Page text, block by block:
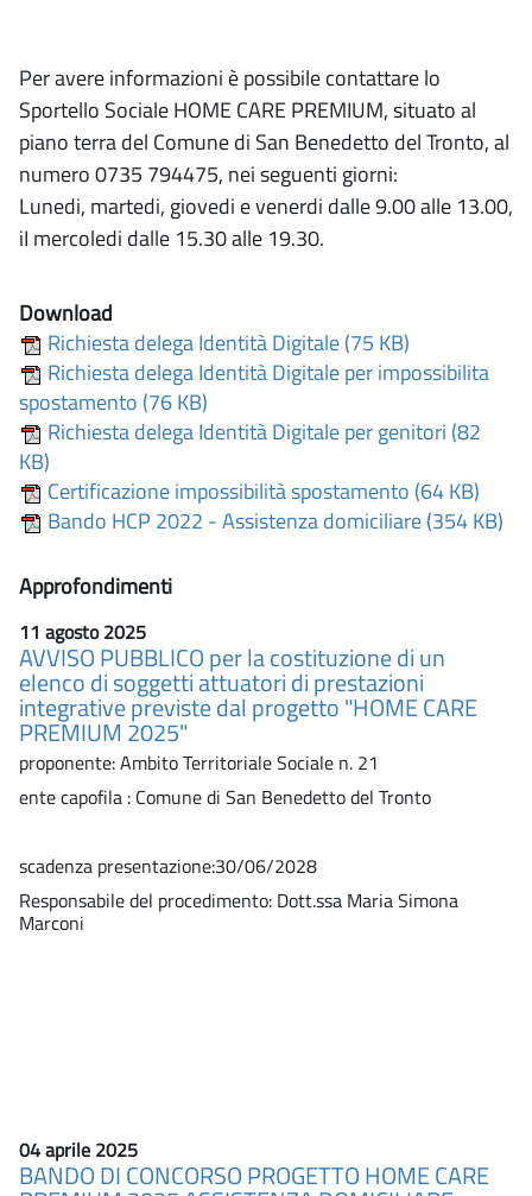
Per avere informazioni è possibile contattare lo
Sportello Sociale HOME CARE PREMIUM, situato al
piano terra del Comune di San Benedetto del Tronto, al
numero 0735 794475, nei seguenti giorni:
Lunedi, martedi, giovedi e venerdi dalle 9.00 alle 13.00,
iI mercoledi dalle 15.30 alle 19.30.
Download
Richiesta delega Identità Digitale (75 KB)
Richiesta delega Identità Digitale per impossibilita
spostamento (76 KB)
Richiesta delega Identità Digitale per genitori (82
KB)
Certificazione impossibilità spostamento (64 KB)
Bando HCP 2022 - Assistenza domiciliare (354 KB)
Approfondimenti
11 agosto 2025
AVVISO PUBBLICO per la costituzione di un
elenco di soggetti attuatori di prestazioni
integrative previste dal progetto "HOME CARE
PREMIUM 2025"
proponente: Ambito Territoriale Sociale n. 21
ente capofila : Comune di San Benedetto del Tronto
scadenza presentazione:30/06/2028
Responsabile del procedimento: Dott.ssa Maria Simona
Marconi
04 aprile 2025
BANDO DI CONCORSO PROGETTO HOME CARE